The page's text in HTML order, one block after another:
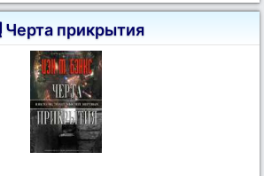
Черта прикрытия